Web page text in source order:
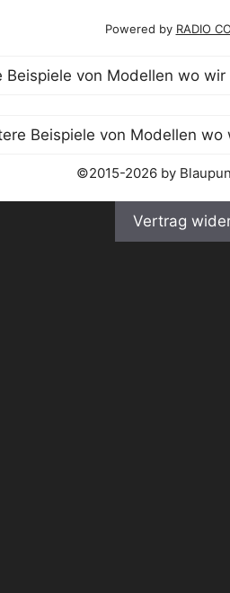
Powered by RADIO
©2015-2026 by
Vertrag